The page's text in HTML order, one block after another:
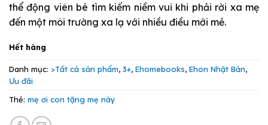
thể động viên bé tìm kiếm niềm vui khi phải rời xa mẹ
đến một môi trường xa lạ với nhiều điều mới mẻ.
Hết hàng
Danh mục: >Tất cả sản phẩm, 3+, Ehomebooks, Ehon Nhật Bản,
Ưu đãi
Thẻ: mẹ ơi con tặng mẹ này